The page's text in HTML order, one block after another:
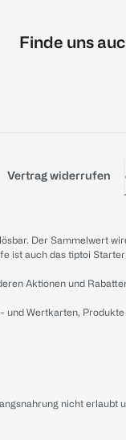
Finde uns
Vertrag widerrufen
Der Sammelwert
ist auch das tiptoi
Aktionen und
und Wertkarten,
nicht erlaubt